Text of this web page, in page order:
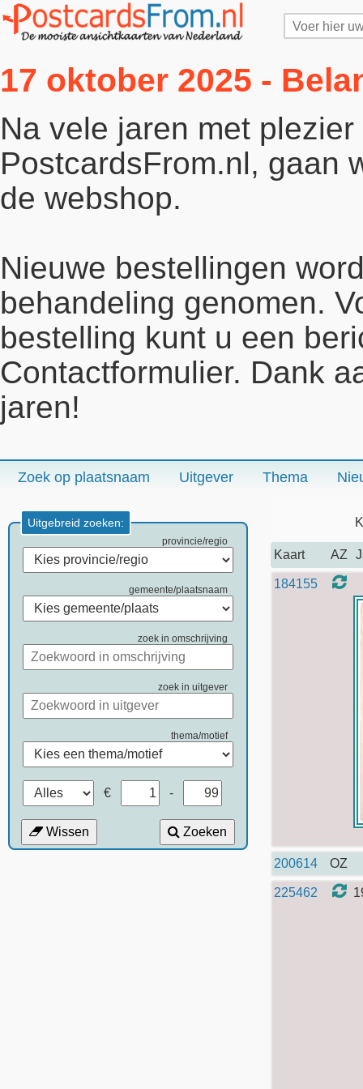
17 oktober 2025 -
Na vele jaren met
PostcardsFrom.nl, gaan
de webshop.
Nieuwe bestellingen
behandeling genomen.
bestelling kunt u een
Contactformulier. Dank
jaren!
Zoek op plaatsnaam Uitgever Thema
Uitgebreid zoeken:
provincie/regio
gemeente/plaatsnaam
zoek in omschrijving
zoek in uitgever
thema/motief
€ -
Wissen Zoeken
Kaart AZ
184155
200614 OZ
225462